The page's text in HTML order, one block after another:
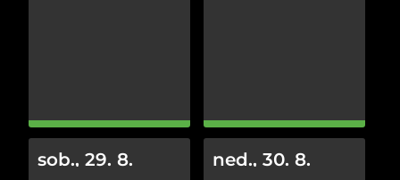
sob., 29. 8. ned., 30. 8.